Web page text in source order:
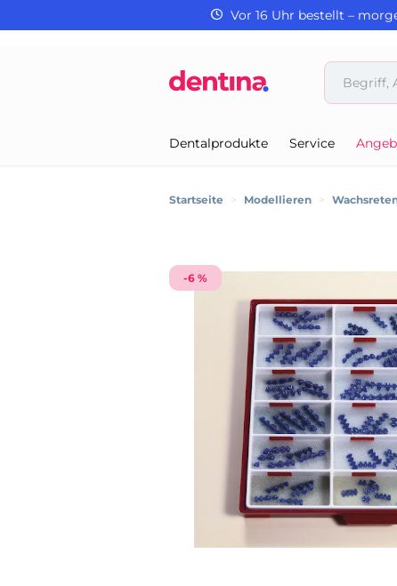
Vor 16 Uhr bestellt –
Dentalprodukte Service
Startseite > Modellieren >
-6 %